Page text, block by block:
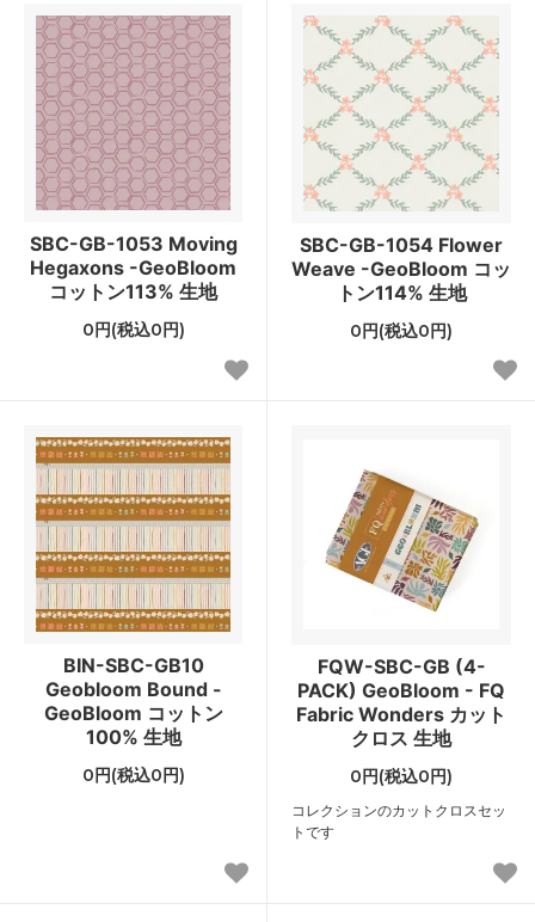
SBC-GB-1053 Moving
Hegaxons -GeoBloom
コットン113% 生地
0円(税込0円)
SBC-GB-1054 Flower
Weave -GeoBloom コッ
トン114% 生地
0円(税込0円)
BIN-SBC-GB10
Geobloom Bound -
GeoBloom コットン
100% 生地
0円(税込0円)
FQW-SBC-GB (4-
PACK) GeoBloom - FQ
Fabric Wonders カット
クロス 生地
0円(税込0円)
コレクションのカットクロスセッ
トです